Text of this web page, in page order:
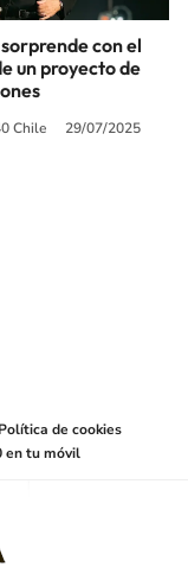
con el
un proyecto de
Chile 29/07/2025
Política de cookies
en tu móvil